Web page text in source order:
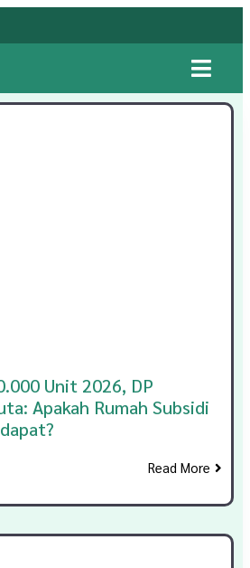
Unit 2026, DP
Apakah Rumah Subsidi
Read More